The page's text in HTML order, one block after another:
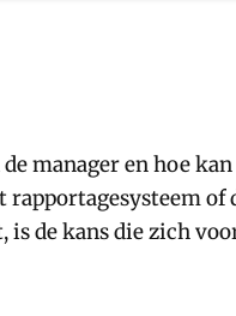
manager en hoe
of
de kans die zich